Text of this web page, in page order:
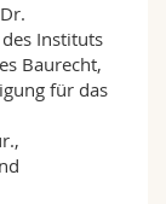
Instituts
Baurecht,
für das